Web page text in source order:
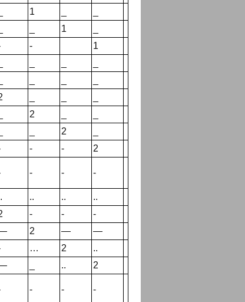
1
1
-
1
2
2
- - 2
- - -
.. ..
..
- -
-
2 —
—
… 2
..
.. 2
- - -